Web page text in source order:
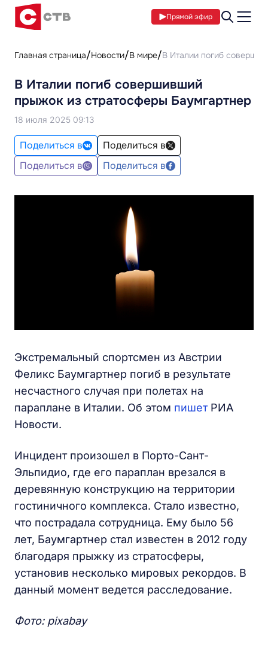
Прямой эфир
Главная страница Новости В мире В Италии погиб
В Италии погиб совершивший
прыжок из стратосферы Баумгартнер
18 июля 2025 09:13
Поделиться в
Поделиться в
Поделиться в
Поделиться в
Экстремальный спортсмен из Австрии
Феликс Баумгартнер погиб в результате
несчастного случая при полетах на
параплане в Италии. Об этом пишет РИА
Новости.
Инцидент произошел в Порто-Сант-
Эльпидио, где его параплан врезался в
деревянную конструкцию на территории
гостиничного комплекса. Стало известно,
что пострадала сотрудница. Ему было 56
лет, Баумгартнер стал известен в 2012 году
благодаря прыжку из стратосферы,
установив несколько мировых рекордов. В
данный момент ведется расследование.
Фото: pixabay